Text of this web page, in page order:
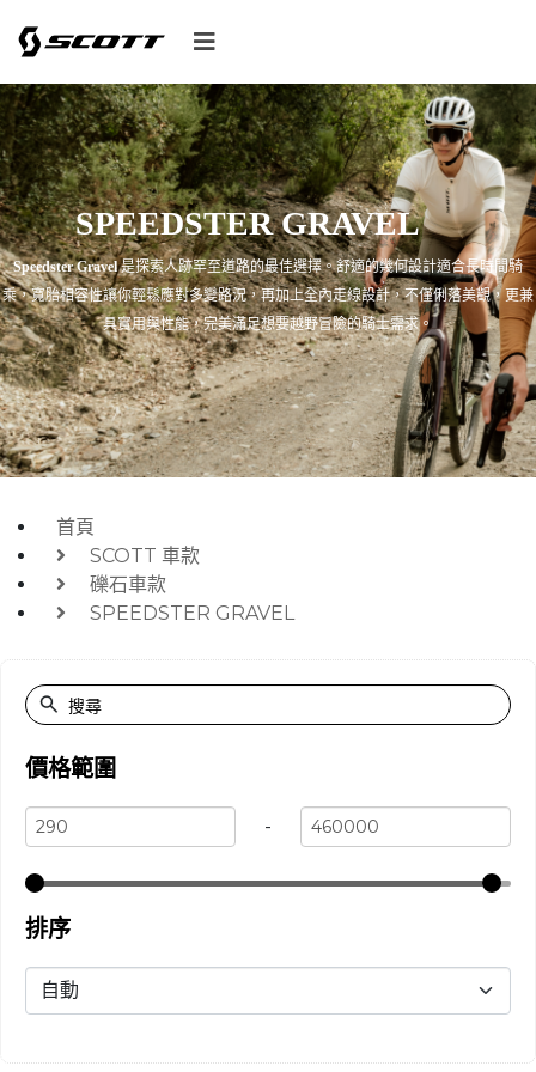
SPEEDSTER GRAVEL
Speedster Gravel是探索人跡罕至道路的最佳選擇。舒適的幾何設計適合長時間騎
乘，寬胎相容性讓你輕鬆應對多變路況，再加上全內走線設計，不僅俐落美觀，更兼
具實用與性能，完美滿足想要越野冒險的騎士需求。
首頁
SCOTT 車款
礫石車款
SPEEDSTER GRAVEL
價格範圍
-
排序